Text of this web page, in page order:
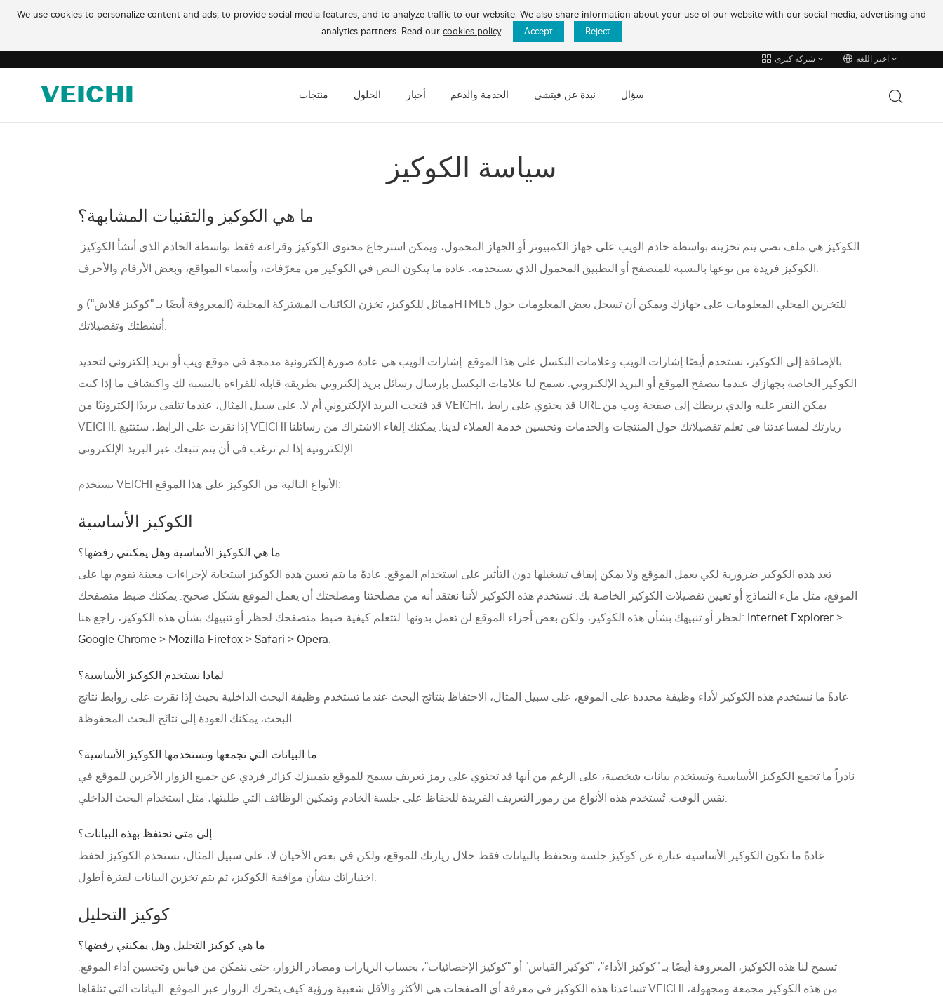
We use cookies to personalize content and ads, to provide social media features, and to analyze traffic to our website. We also share information about your use of our website with our social media, advertising and
analytics partners. Read our cookies policy. Accept Reject
شركة كبرى اختر اللغة
منتجات الحلول أخبار الخدمة والدعم نبذة عن فيتشي سؤال
سياسة الكوكيز
ما هي الكوكيز والتقنيات المشابهة؟
الكوكيز هي ملف نصي يتم تخزينه بواسطة خادم الويب على جهاز الكمبيوتر أو الجهاز المحمول، ويمكن استرجاع محتوى الكوكيز وقراءته فقط بواسطة الخادم الذي أنشأ الكوكيز.
الكوكيز فريدة من نوعها بالنسبة للمتصفح أو التطبيق المحمول الذي تستخدمه. عادة ما يتكون النص في الكوكيز من معرّفات، وأسماء المواقع، وبعض الأرقام والأحرف.
مماثل للكوكيز، تخزن الكائنات المشتركة المحلية (المعروفة أيضًا بـ "كوكيز فلاش") وHTML5 للتخزين المحلي المعلومات على جهازك ويمكن أن تسجل بعض المعلومات حول
أنشطتك وتفضيلاتك.
بالإضافة إلى الكوكيز، نستخدم أيضًا إشارات الويب وعلامات البكسل على هذا الموقع. إشارات الويب هي عادة صورة إلكترونية مدمجة في موقع ويب أو بريد إلكتروني لتحديد
الكوكيز الخاصة بجهازك عندما تتصفح الموقع أو البريد الإلكتروني. تسمح لنا علامات البكسل بإرسال رسائل بريد إلكتروني بطريقة قابلة للقراءة بالنسبة لك واكتشاف ما إذا كنت
قد فتحت البريد الإلكتروني أم لا. على سبيل المثال، عندما تتلقى بريدًا إلكترونيًا من VEICHI، قد يحتوي على رابط URL يمكن النقر عليه والذي يربطك إلى صفحة ويب من
VEICHI. إذا نقرت على الرابط، ستتتبع VEICHI زيارتك لمساعدتنا في تعلم تفضيلاتك حول المنتجات والخدمات وتحسين خدمة العملاء لدينا. يمكنك إلغاء الاشتراك من رسائلنا
الإلكترونية إذا لم ترغب في أن يتم تتبعك عبر البريد الإلكتروني.
تستخدم VEICHI الأنواع التالية من الكوكيز على هذا الموقع:
الكوكيز الأساسية
ما هي الكوكيز الأساسية وهل يمكنني رفضها؟
تعد هذه الكوكيز ضرورية لكي يعمل الموقع ولا يمكن إيقاف تشغيلها دون التأثير على استخدام الموقع. عادةً ما يتم تعيين هذه الكوكيز استجابة لإجراءات معينة تقوم بها على
الموقع، مثل ملء النماذج أو تعيين تفضيلات الكوكيز الخاصة بك. نستخدم هذه الكوكيز لأننا نعتقد أنه من مصلحتنا ومصلحتك أن يعمل الموقع بشكل صحيح. يمكنك ضبط متصفحك
لحظر أو تنبيهك بشأن هذه الكوكيز، ولكن بعض أجزاء الموقع لن تعمل بدونها. لتتعلم كيفية ضبط متصفحك لحظر أو تنبيهك بشأن هذه الكوكيز، راجع هنا: Internet Explorer >
Google Chrome > Mozilla Firefox >Safari >Opera.
لماذا نستخدم الكوكيز الأساسية؟
عادةً ما نستخدم هذه الكوكيز لأداء وظيفة محددة على الموقع، على سبيل المثال، الاحتفاظ بنتائج البحث عندما تستخدم وظيفة البحث الداخلية بحيث إذا نقرت على روابط نتائج
البحث، يمكنك العودة إلى نتائج البحث المحفوظة.
ما البيانات التي تجمعها وتستخدمها الكوكيز الأساسية؟
نادراً ما تجمع الكوكيز الأساسية وتستخدم بيانات شخصية، على الرغم من أنها قد تحتوي على رمز تعريف يسمح للموقع بتمييزك كزائر فردي عن جميع الزوار الآخرين للموقع في
نفس الوقت. تُستخدم هذه الأنواع من رموز التعريف الفريدة للحفاظ على جلسة الخادم وتمكين الوظائف التي طلبتها، مثل استخدام البحث الداخلي.
إلى متى نحتفظ بهذه البيانات؟
عادةً ما تكون الكوكيز الأساسية عبارة عن كوكيز جلسة وتحتفظ بالبيانات فقط خلال زيارتك للموقع، ولكن في بعض الأحيان لا، على سبيل المثال، نستخدم الكوكيز لحفظ
اختياراتك بشأن موافقة الكوكيز، ثم يتم تخزين البيانات لفترة أطول.
كوكيز التحليل
ما هي كوكيز التحليل وهل يمكنني رفضها؟
تسمح لنا هذه الكوكيز، المعروفة أيضًا بـ "كوكيز الأداء"، "كوكيز القياس" أو "كوكيز الإحصائيات"، بحساب الزيارات ومصادر الزوار، حتى نتمكن من قياس وتحسين أداء الموقع.
تساعدنا هذه الكوكيز في معرفة أي الصفحات هي الأكثر والأقل شعبية ورؤية كيف يتحرك الزوار عبر الموقع. البيانات التي تتلقاها VEICHI من هذه الكوكيز مجمعة ومجهولة،